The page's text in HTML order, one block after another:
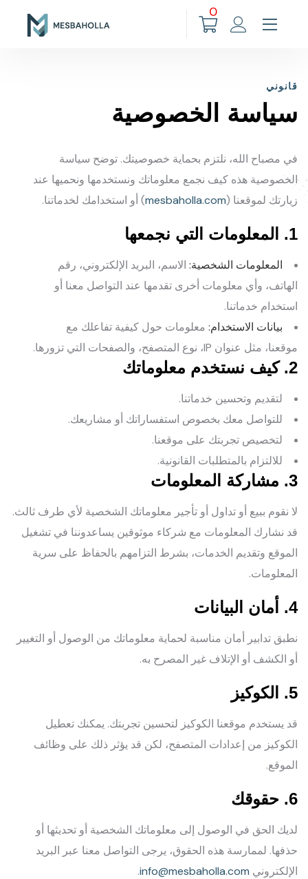
0
قانوني
سياسة الخصوصية
في مصباح الله، نلتزم بحماية خصوصيتك. توضح سياسة
الخصوصية هذه كيف نجمع معلوماتك ونستخدمها ونحميها عند
زيارتك لموقعنا (mesbaholla.com) أو استخدامك لخدماتنا.
1. المعلومات التي نجمعها
المعلومات الشخصية: الاسم، البريد الإلكتروني، رقم
الهاتف، وأي معلومات أخرى تقدمها عند التواصل معنا أو
استخدام خدماتنا.
بيانات الاستخدام: معلومات حول كيفية تفاعلك مع
موقعنا، مثل عنوان IP، نوع المتصفح، والصفحات التي تزورها.
2. كيف نستخدم معلوماتك
لتقديم وتحسين خدماتنا.
للتواصل معك بخصوص استفساراتك أو مشاريعك.
لتخصيص تجربتك على موقعنا.
للالتزام بالمتطلبات القانونية.
3. مشاركة المعلومات
لا نقوم ببيع أو تداول أو تأجير معلوماتك الشخصية لأي طرف ثالث.
قد نشارك المعلومات مع شركاء موثوقين يساعدوننا في تشغيل
الموقع وتقديم الخدمات، بشرط التزامهم بالحفاظ على سرية
المعلومات.
4. أمان البيانات
نطبق تدابير أمان مناسبة لحماية معلوماتك من الوصول أو التغيير
أو الكشف أو الإتلاف غير المصرح به.
5. الكوكيز
قد يستخدم موقعنا الكوكيز لتحسين تجربتك. يمكنك تعطيل
الكوكيز من إعدادات المتصفح، لكن قد يؤثر ذلك على وظائف
الموقع.
6. حقوقك
لديك الحق في الوصول إلى معلوماتك الشخصية أو تحديثها أو
حذفها. لممارسة هذه الحقوق، يرجى التواصل معنا عبر البريد
الإلكتروني info@mesbaholla.com
.